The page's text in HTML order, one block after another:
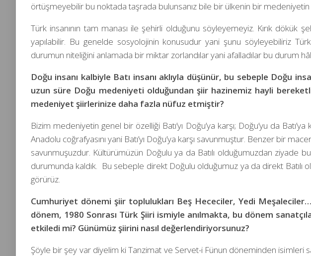
örtüşmeyebilir bu noktada taşrada bulunsanız bile bir ülkenin bir medeniyetin
Türk insanının tam manası ile şehirli olduğunu söyleyemeyiz. Kırık dökük
yapılabilir. Bu genelde sosyolojinin konusudur yani şunu söyleyebiliriz
durumun niteliğini anlamada bir miktar zorlandılar yani afalladılar bu durum
Doğu insanı kalbiyle Batı insanı aklıyla düşünür, bu sebeple Doğu
uzun süre Doğu medeniyeti olduğundan şiir hazinemiz hayli
medeniyet şiirlerinize daha fazla nüfuz etmiştir?
Bizim medeniyetin genel bir özelliği Batı’yı Doğu’ya karşı; Doğu’yu da
Anadolu coğrafyasını yani Batı’yı Doğu’ya karşı savunmuştur. Benzer bir
savunmuşuzdur. Kültürümüzün Doğulu ya da Batılı olduğumuzdan ziyade
durumunda kaldık. Bu sebeple direkt Doğulu olduğumuz ya da direkt
görürüz.
Cumhuriyet dönemi şiir toplulukları Beş Hececiler, Yedi
dönem, 1980 Sonrası Türk Şiiri ismiyle anılmakta, bu dönem
etkiledi mi? Günümüz şiirini nasıl değerlendiriyorsunuz?
Şöyle bir şey var diyelim ki Tanzimat ve Servet-i Fünun döneminden isimleri